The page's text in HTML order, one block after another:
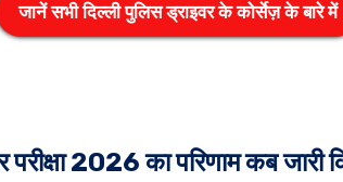
जानें सभी दिल्ली पुलिस ड्राइवर के कोर्सेज़ के बारे में
परीक्षा 2026 का परिणाम कब जारी